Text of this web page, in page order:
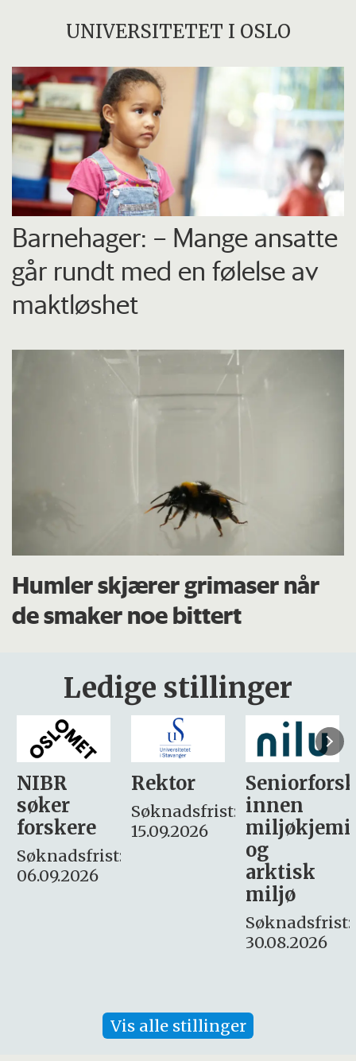
UNIVERSITETET I OSLO
Barnehager: – Mange ansatte
går rundt med en følelse av
maktløshet
Humler skjærer grimaser når
de smaker noe bittert
Ledige stillinger
Rektor
Søknadsfrist:
15.09.2026
Seniorforsker
innen
miljøkjemi
søker
– fast
Søknadsfrist:
16. august.
Vis alle stillinger